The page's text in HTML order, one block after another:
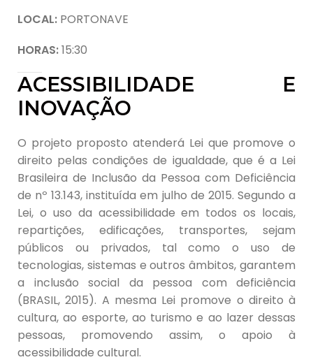
LOCAL: PORTONAVE
HORAS:15:30
ACESSIBILIDADE E
INOVAÇÃO
O projeto proposto atenderá Lei que promove o
direito pelas condições de igualdade, que é a Lei
Brasileira de Inclusão da Pessoa com Deficiência
de nº 13.143, instituída em julho de 2015. Segundo a
Lei, o uso da acessibilidade em todos os locais,
repartições, edificações, transportes, sejam
públicos ou privados, tal como o uso de
tecnologias, sistemas e outros âmbitos, garantem
a inclusão social da pessoa com deficiência
(BRASIL, 2015). A mesma Lei promove o direito à
cultura, ao esporte, ao turismo e ao lazer dessas
pessoas, promovendo assim, o apoio à
acessibilidade cultural.